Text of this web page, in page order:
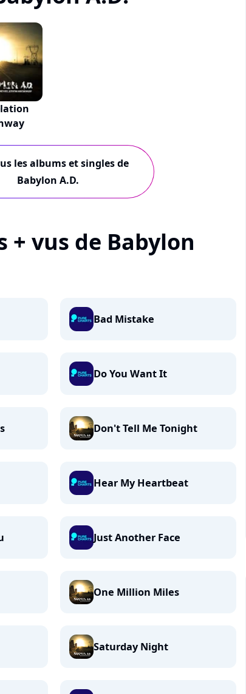
les albums et singles de
Babylon A.D.
+ vus de Babylon
Bad Mistake
Do You Want It
Don't Tell Me Tonight
Hear My Heartbeat
Just Another Face
One Million Miles
Saturday Night